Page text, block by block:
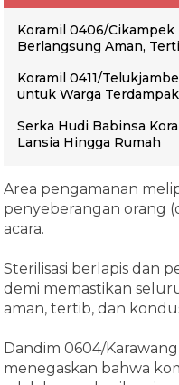
Koramil 0406/
Berlangsung Aman,
Koramil 0411/
untuk Warga
Serka Hudi Babinsa
Lansia Hingga Rumah
Area pengamanan
penyeberangan orang
acara.
Sterilisasi berlapis dan
demi memastikan
aman, tertib, dan
Dandim 0604/
menegaskan bahwa